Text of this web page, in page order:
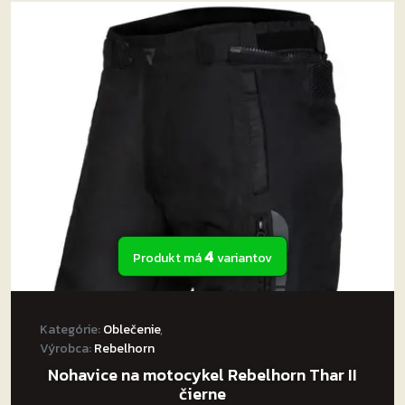
variantov.
Možnosti
si
môžete
produktu.
Produkt má4variantov
Kategórie:Oblečenie,
Výrobca:Rebelhorn
Nohavice na motocykel Rebelhorn Thar II
čierne